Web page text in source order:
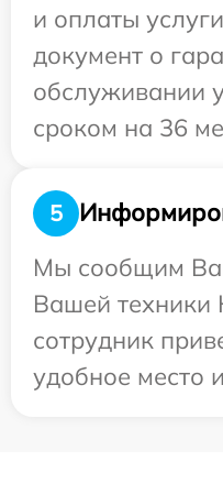
и оплаты
документ о
обслуживании
сроком на 36
5
Мы сообщим
Вашей техники
сотрудник
удобное место